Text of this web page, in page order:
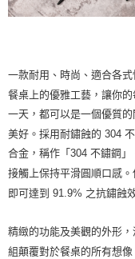
４．使用「AFTEE先享後
一款耐用、時尚、適合各
餐桌上的優雅工藝，讓你
一天，都可以是一個優質
美好。採用耐鏽蝕的 304
合金，稱作「304 不鏽鋼
接觸上保持平滑圓順口感
即可達到 91.9% 之抗鏽蝕
精緻的功能及美觀的外形
組顛覆對於餐桌的所有想